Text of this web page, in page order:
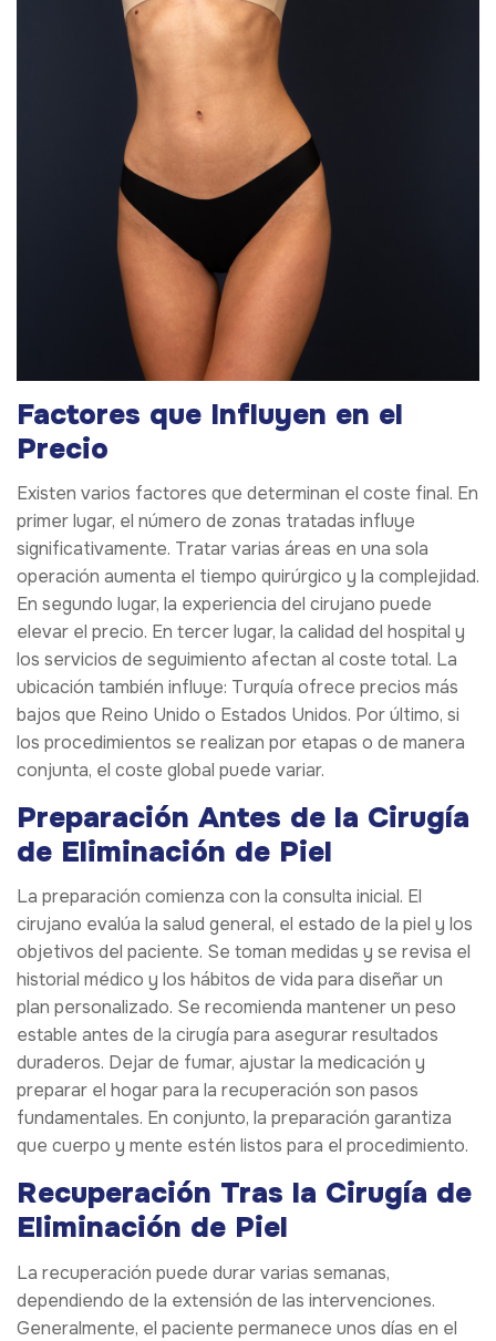
Factores que Influyen en el
Precio
Existen varios factores que determinan el coste final. En
primer lugar, el número de zonas tratadas influye
significativamente. Tratar varias áreas en una sola
operación aumenta el tiempo quirúrgico y la complejidad.
En segundo lugar, la experiencia del cirujano puede
elevar el precio. En tercer lugar, la calidad del hospital y
los servicios de seguimiento afectan al coste total. La
ubicación también influye: Turquía ofrece precios más
bajos que Reino Unido o Estados Unidos. Por último, si
los procedimientos se realizan por etapas o de manera
conjunta, el coste global puede variar.
Preparación Antes de la Cirugía
de Eliminación de Piel
La preparación comienza con la consulta inicial. El
cirujano evalúa la salud general, el estado de la piel y los
objetivos del paciente. Se toman medidas y se revisa el
historial médico y los hábitos de vida para diseñar un
plan personalizado. Se recomienda mantener un peso
estable antes de la cirugía para asegurar resultados
duraderos. Dejar de fumar, ajustar la medicación y
preparar el hogar para la recuperación son pasos
fundamentales. En conjunto, la preparación garantiza
que cuerpo y mente estén listos para el procedimiento.
Recuperación Tras la Cirugía de
Eliminación de Piel
La recuperación puede durar varias semanas,
dependiendo de la extensión de las intervenciones.
Generalmente, el paciente permanece unos días en el